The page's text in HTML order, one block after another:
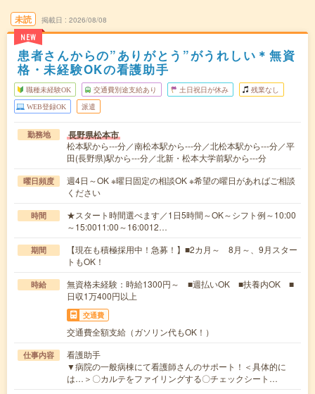
未読
NEW
掲載日 2026/08/08
患者さんからの”ありがとう”がうれしい＊無資
格・未経験OKの看護助手
職種未経験OK 交通費別途支給あり 土日祝日が休み 残業なし
WEB登録OK 派遣
勤務地 長野県松本市
松本駅から---分／南松本駅から---分／北松本駅から---分／平
田(長野県)駅から---分／北新・松本大学前駅から---分
曜日頻度
週4日～OK ※曜日固定の相談OK ※希望の曜日があればご相談
ください
時間
★スタート時間選べます／1日5時間～OK～シフト例～10:00
～15:0011:00～16:0012…
期間
【現在も積極採用中！急募！】■2カ月～ 8月～、9月スター
トもOK！
時給
無資格未経験：時給1300円～ ■週払いOK ■扶養内OK ■
日収1万400円以上
交通費
交通費全額支給（ガソリン代もOK！）
仕事内容
看護助手
▼病院の一般病棟にて看護師さんのサポート！＜具体的に
は…＞〇カルテをファイリングする〇チェックシート…